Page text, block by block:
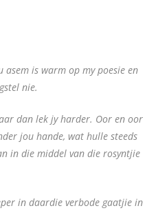
asem is warm op my poesie en
nie.
dan lek jy harder. Oor en oor
jou hande, wat hulle steeds
in die middel van die rosyntjie
in daardie verbode gaatjie in